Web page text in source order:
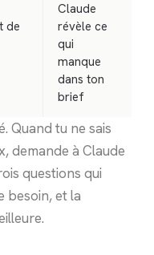
de
Claude
révèle ce
qui
manque
dans ton
brief
Quand tu ne sais
demande à Claude
questions qui
besoin, et la